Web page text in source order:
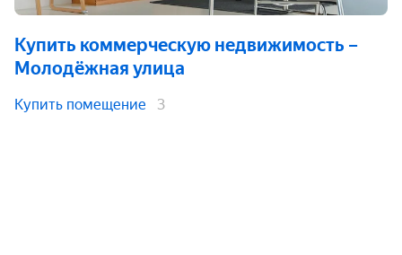
Купить коммерческую недвижимость –
Молодёжная улица
Купить помещение 3